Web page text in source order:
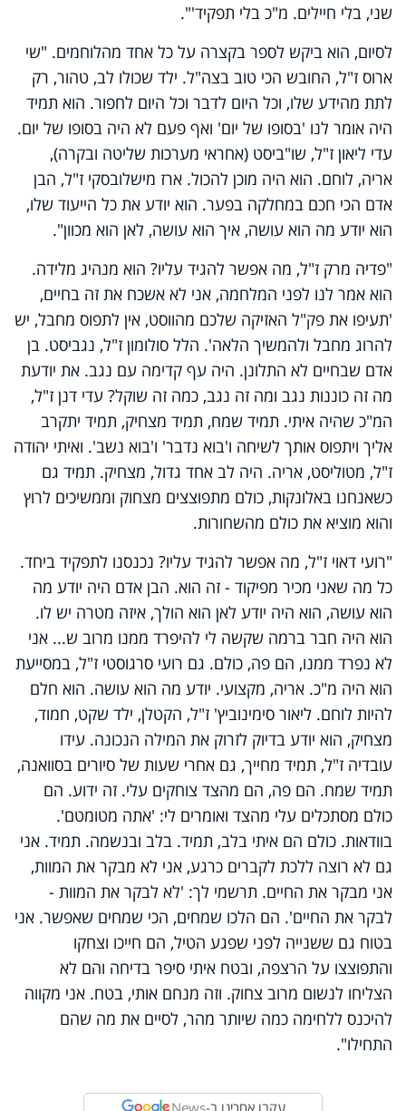
שני, בלי חיילים. מ"כ בלי תפקיד'".
לסיום, הוא ביקש לספר בקצרה על כל אחד מהלוחמים. "שי
ארוס ז"ל, החובש הכי טוב בצה"ל. ילד שכולו לב, טהור, רק
לתת מהידע שלו, וכל היום לדבר וכל היום לחפור. הוא תמיד
היה אומר לנו 'בסופו של יום' ואף פעם לא היה בסופו של יום.
עדי ליאון ז"ל, שו"ביסט (אחראי מערכות שליטה ובקרה),
אריה, לוחם. הוא היה מוכן להכול. ארז מישלובסקי ז"ל, הבן
אדם הכי חכם במחלקה בפער. הוא יודע את כל הייעוד שלו,
הוא יודע מה הוא עושה, איך הוא עושה, לאן הוא מכוון".
"פדיה מרק ז"ל, מה אפשר להגיד עליו? הוא מנהיג מלידה.
הוא אמר לנו לפני המלחמה, אני לא אשכח את זה בחיים,
'תעיפו את פק"ל האזיקה שלכם מהווסט, אין לתפוס מחבל, יש
להרוג מחבל ולהמשיך הלאה'. הלל סולומון ז"ל, נגביסט. בן
אדם שבחיים לא התלונן. היה עף קדימה עם נגב. את יודעת
מה זה כוננות נגב ומה זה נגב, כמה זה שוקל? עדי דנן ז"ל,
המ"כ שהיה איתי. תמיד שמח, תמיד מצחיק, תמיד יתקרב
אליך ויתפוס אותך לשיחה ו'בוא נדבר' ו'בוא נשב'. ואיתי יהודה
ז"ל, מטוליסט, אריה. היה לב אחד גדול, מצחיק. תמיד גם
כשאנחנו באלונקות, כולם מתפוצצים מצחוק וממשיכים לרוץ
והוא מוציא את כולם מהשחורות.
"רועי דאוי ז"ל, מה אפשר להגיד עליו? נכנסנו לתפקיד ביחד.
כל מה שאני מכיר מפיקוד - זה הוא. הבן אדם היה יודע מה
הוא עושה, הוא היה יודע לאן הוא הולך, איזה מטרה יש לו.
הוא היה חבר ברמה שקשה לי להיפרד ממנו מרוב ש... אני
לא נפרד ממנו, הם פה, כולם. גם רועי סרגוסטי ז"ל, במסייעת
הוא היה מ"כ. אריה, מקצועי. יודע מה הוא עושה. הוא חלם
להיות לוחם. ליאור סימינוביץ' ז"ל, הקטלן, ילד שקט, חמוד,
מצחיק, הוא יודע בדיוק לזרוק את המילה הנכונה. עידו
עובדיה ז"ל, תמיד מחייך, גם אחרי שעות של סיורים בסוואנה,
תמיד שמח. הם פה, הם מהצד צוחקים עלי. זה ידוע. הם
כולם מסתכלים עלי מהצד ואומרים לי: 'אתה מטומטם'.
בוודאות. כולם הם איתי בלב, תמיד. בלב ובנשמה. תמיד. אני
גם לא רוצה ללכת לקברים כרגע, אני לא מבקר את המוות,
אני מבקר את החיים. תרשמי לך: 'לא לבקר את המוות -
לבקר את החיים'. הם הלכו שמחים, הכי שמחים שאפשר. אני
בטוח גם ששנייה לפני שפגע הטיל, הם חייכו וצחקו
והתפוצצו על הרצפה, ובטח איתי סיפר בדיחה והם לא
הצליחו לנשום מרוב צחוק. וזה מנחם אותי, בטח. אני מקווה
להיכנס ללחימה כמה שיותר מהר, לסיים את מה שהם
התחילו".
עקבו אחרינו ב-News